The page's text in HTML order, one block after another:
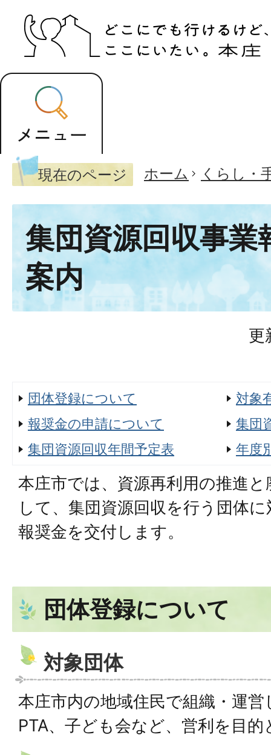
現在のページ ホーム くらし・
集団資源回収事業
案内
更
団体登録について
対象
報奨金の申請について
集団
集団資源回収年間予定表
年度
本庄市では、資源再利用の推進
して、集団資源回収を行う団体
報奨金を交付します。
団体登録について
対象団体
本庄市内の地域住民で組織・運
PTA、子ども会など、営利を目